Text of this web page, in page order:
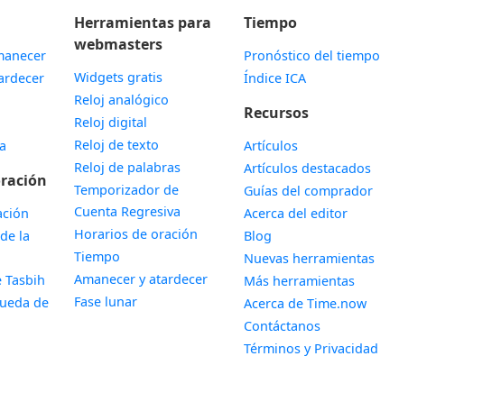
la
de
Herramientas para
webmasters
Widgets gratis
Reloj analógico
Reloj digital
Reloj de texto
Reloj de palabras
Temporizador de
Cuenta Regresiva
Horarios de oración
Tiempo
Amanecer y atardecerWidget
Fase lunarWidget
Tiempo
Pronóstico del tiempo
Índice ICA
Recursos
Artículos
Artículos destacados
Guías del comprador
Acerca del editor
Blog
Nuevas herramientas
Más herramientas
Acerca de Time.now
Contáctanos
Términos y Privacidad